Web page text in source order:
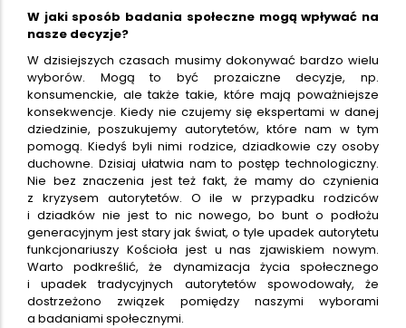
W jaki sposób badania społeczne mogą wpływać na
nasze decyzje?
W dzisiejszych czasach musimy dokonywać bardzo wielu
wyborów. Mogą to być prozaiczne decyzje, np.
konsumenckie, ale także takie, które mają poważniejsze
konsekwencje. Kiedy nie czujemy się ekspertami w danej
dziedzinie, poszukujemy autorytetów, które nam w tym
pomogą. Kiedyś byli nimi rodzice, dziadkowie czy osoby
duchowne. Dzisiaj ułatwia nam to postęp technologiczny.
Nie bez znaczenia jest też fakt, że mamy do czynienia
z kryzysem autorytetów. O ile w przypadku rodziców
i dziadków nie jest to nic nowego, bo bunt o podłożu
generacyjnym jest stary jak świat, o tyle upadek autorytetu
funkcjonariuszy Kościoła jest u nas zjawiskiem nowym.
Warto podkreślić, że dynamizacja życia społecznego
i upadek tradycyjnych autorytetów spowodowały, że
dostrzeżono związek pomiędzy naszymi wyborami
a badaniami społecznymi.